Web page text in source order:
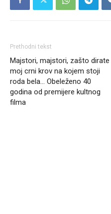
Prethodni tekst
Majstori, majstori, zašto dirate
moj crni krov na kojem stoji
roda bela… Obeleženo 40
godina od premijere kultnog
filma